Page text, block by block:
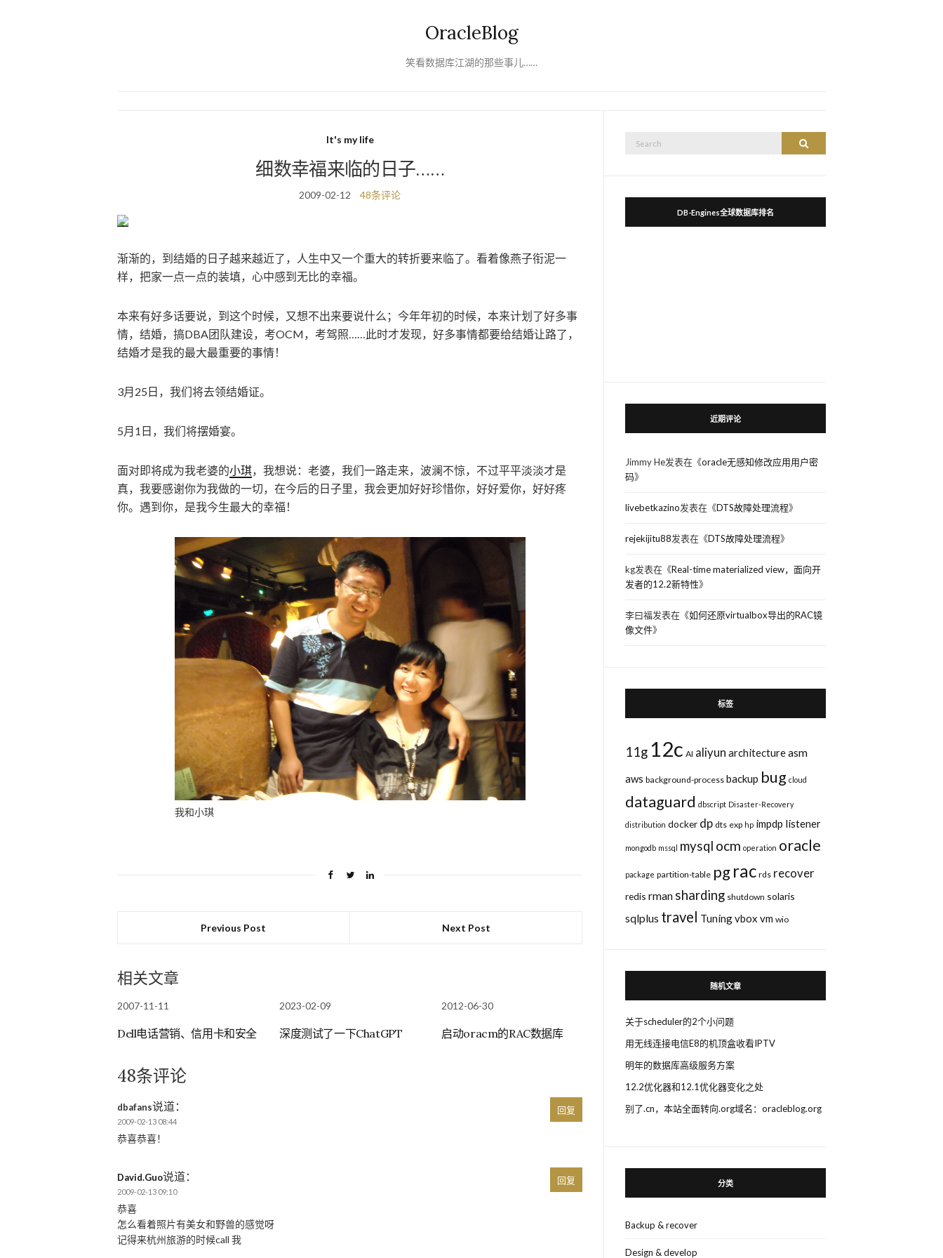
OracleBlog
笑看数据库江湖的那些事儿……
It's my life
细数幸福来临的日子……
2009-02-12 48条评论
渐渐的，到结婚的日子越来越近了，人生中又一个重大的转折要来临了。看着像燕子衔泥一
样，把家一点一点的装填，心中感到无比的幸福。
本来有好多话要说，到这个时候，又想不出来要说什么；今年年初的时候，本来计划了好多事
情，结婚，搞DBA团队建设，考OCM，考驾照……此时才发现，好多事情都要给结婚让路了，
结婚才是我的最大最重要的事情！
3月25日，我们将去领结婚证。
5月1日，我们将摆婚宴。
面对即将成为我老婆的小琪，我想说：老婆，我们一路走来，波澜不惊，不过平平淡淡才是
真，我要感谢你为我做的一切，在今后的日子里，我会更加好好珍惜你，好好爱你，好好疼
你。遇到你，是我今生最大的幸福！
我和小琪
Previous Post Next Post
相关文章
2007-11-11
Dell电话营销、信用卡和安全
2023-02-09
深度测试了一下ChatGPT
2012-06-30
启动oracm的RAC数据库
48条评论
dbafans说道：
2009-02-13 08:44
恭喜恭喜！
回复
David.Guo说道：
2009-02-13 09:10
恭喜
怎么看着照片有美女和野兽的感觉呀
记得来杭州旅游的时候call 我
回复
Search
DB-Engines全球数据库排名
近期评论
Jimmy He发表在《oracle无感知修改应用用户密
码》
livebetkazino发表在《DTS故障处理流程》
rejekijitu88发表在《DTS故障处理流程》
kg发表在《Real-time materialized view，面向开
发者的12.2新特性》
李曰福发表在《如何还原virtualbox导出的RAC镜
像文件》
标签
11g 12c AI aliyun architectureasm
aws background-process backup bug cloud
dataguard dbscript Disaster-Recovery
distribution docker dp dts exp hp impdp listener
mongodb mssql mysql ocm operation oracle
package partition-table pgrac rds recover
redis rman sharding shutdown solaris
sqlplus travel Tuningvbox vm wio
随机文章
关于scheduler的2个小问题
用无线连接电信E8的机顶盒收看IPTV
明年的数据库高级服务方案
12.2优化器和12.1优化器变化之处
别了.cn，本站全面转向.org域名：oracleblog.org
分类
Backup & recover
Design & develop